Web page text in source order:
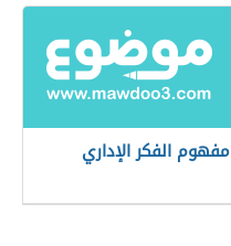
مفهوم الفكر الإداري